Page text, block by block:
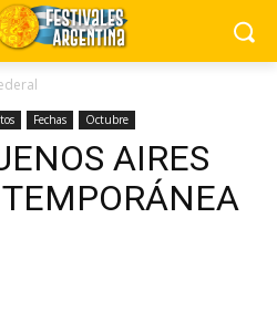
Fechas Octubre
AIRES